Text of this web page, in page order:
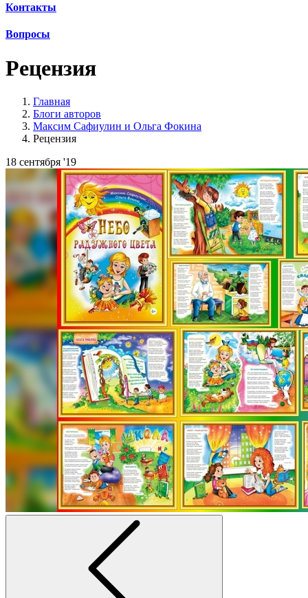
Контакты
Вопросы
Рецензия
Главная
Блоги авторов
Максим Сафиулин и Ольга Фокина
Рецензия
18 сентября '19